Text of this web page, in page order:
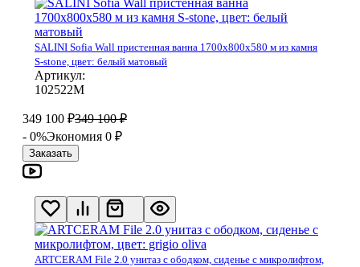
SALINI Sofia Wall пристенная ванна 1700х800х580 м из камня
S-stone, цвет: белый матовый
Артикул:
102522М
349 100 ₽349 100 ₽
- 0%Экономия 0 ₽
Заказать
ARTCERAM File 2.0 унитаз с ободком, сиденье с микролифтом,